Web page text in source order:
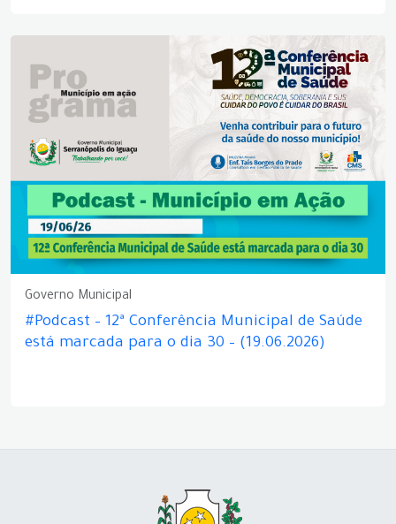
Governo Municipal
#Podcast – 12ª Conferência Municipal de Saúde
está marcada para o dia 30 – (19.06.2026)